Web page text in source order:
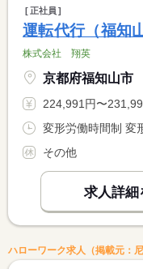
正社員
運転代行（福知山
株式会社 翔英
京都府福知山市
224,991円〜231,991円 ※フルタイム求人
その他
求人詳細
ハローワーク求人（掲載元：